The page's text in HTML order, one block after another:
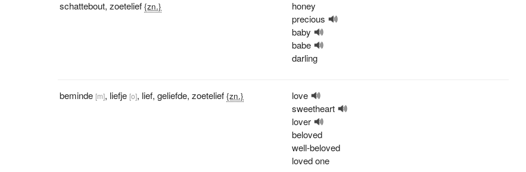
schattebout,zoetelief {zn.}
honey
precious
baby
babe
darling
beminde [m], liefje [o], lief,geliefde,zoetelief {zn.}
love
sweetheart
lover
beloved
well-beloved
loved one